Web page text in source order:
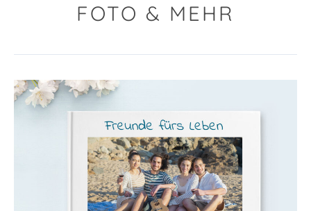
FOTO & MEHR